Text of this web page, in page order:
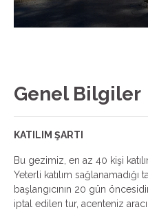
Genel Bilgiler
KATILIM ŞARTI
Bu gezimiz, en az 40 kişi
Yeterli katılım
başlangıcının 20 gün
iptal edilen tur, acenteniz